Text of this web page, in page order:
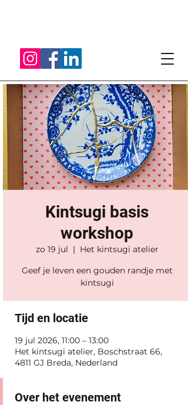
Kintsugi basis
workshop
zo 19 jul
  |
Het kintsugi atelier
Geef je leven een gouden randje met
kintsugi
Tijd en locatie
19 jul 2026, 11:00 – 13:00
Het kintsugi atelier, Boschstraat 66,
4811 GJ Breda, Nederland
Over het evenement